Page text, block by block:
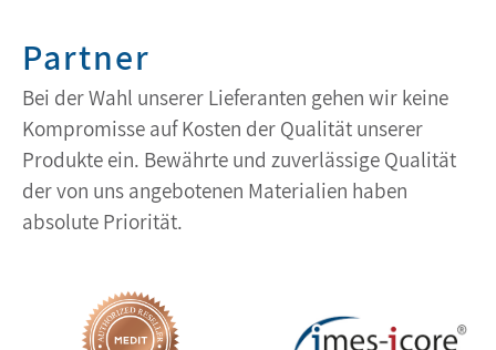
Partner
Bei der Wahl unserer Lieferanten gehen wir keine
Kompromisse auf Kosten der Qualität unserer
Produkte ein. Bewährte und zuverlässige Qualität
der von uns angebotenen Materialien haben
absolute Priorität.